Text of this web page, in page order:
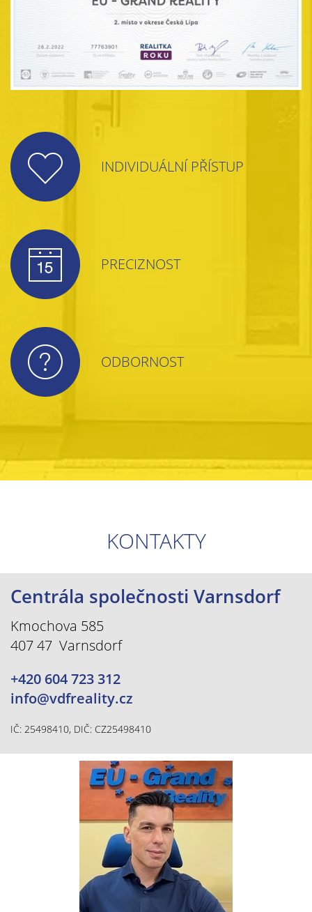
INDIVIDUÁLNÍ PŘÍSTUP
PRECIZNOST
ODBORNOST
KONTAKTY
Centrála společnosti Varnsdorf
Kmochova 585
407 47 Varnsdorf
+420 604 723 312
info@vdfreality.cz
IČ: 25498410, DIČ: CZ25498410